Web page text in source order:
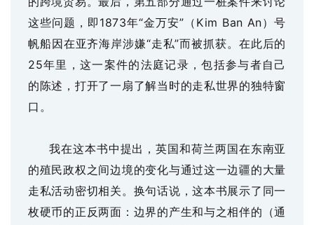
这些问题，即1873年“金万安”（Kim Ban An）号
帆船因在亚齐海岸涉嫌“走私”而被抓获。在此后的
25年里，这一案件的法庭记录，包括参与者自己
的陈述，打开了一扇了解当时的走私世界的独特窗
口。
我在这本书中提出，英国和荷兰两国在东南亚
的殖民政权之间边境的变化与通过这一边疆的大量
走私活动密切相关。换句话说，这本书展示了同一
枚硬币的正反两面：边界的产生和与之相伴的（通